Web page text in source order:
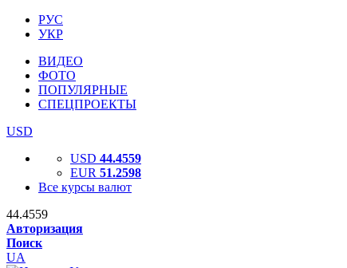
РУС
УКР
ВИДЕО
ФОТО
ПОПУЛЯРНЫЕ
СПЕЦПРОЕКТЫ
USD
USD 44.4559
EUR 51.2598
Все курсы валют
44.4559
Авторизация
Поиск
UA